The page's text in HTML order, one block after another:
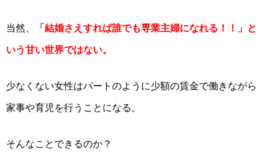
当然、
「結婚さえすれば誰でも専業主婦になれる！！」と
いう甘い世界ではない。
少なくない女性はパートのように少額の賃金で働きながら
家事や育児を行うことになる。
そんなことできるのか？